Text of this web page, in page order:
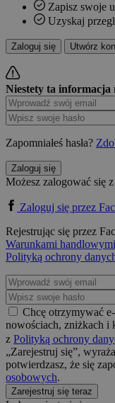
Zapisz swoje
Uzyskaj
Zaloguj się Utwórz
Niestety ta informacja
Zapomniałeś hasła?
Zaloguj się
Możesz zalogować się
Zaloguj się przez
Rejestrując się przez
Warunkami handlowymi
Polityką ochrony
Chcę otrzymywać
nowościach, zniżkach i
z Polityką ochrony
„Zarejestruj się”,
potwierdzasz, że się
osobowych.
Zarejestruj się teraz